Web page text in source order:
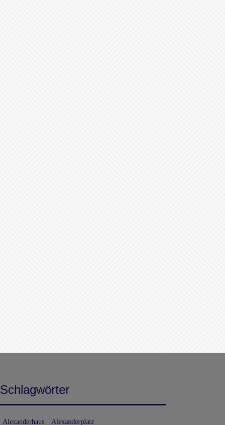
Schlagwörter
Alexanderhaus Alexanderplatz